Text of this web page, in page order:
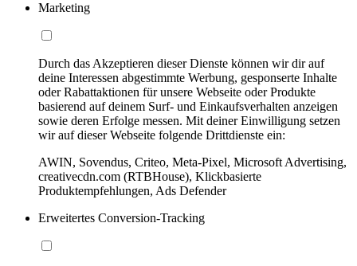
Marketing
Durch das Akzeptieren dieser Dienste können wir dir auf
deine Interessen abgestimmte Werbung, gesponserte Inhalte
oder Rabattaktionen für unsere Webseite oder Produkte
basierend auf deinem Surf- und Einkaufsverhalten anzeigen
sowie deren Erfolge messen. Mit deiner Einwilligung setzen
wir auf dieser Webseite folgende Drittdienste ein:
AWIN, Sovendus, Criteo, Meta-Pixel, Microsoft Advertising,
creativecdn.com (RTBHouse), Klickbasierte
Produktempfehlungen, Ads Defender
Erweitertes Conversion-Tracking